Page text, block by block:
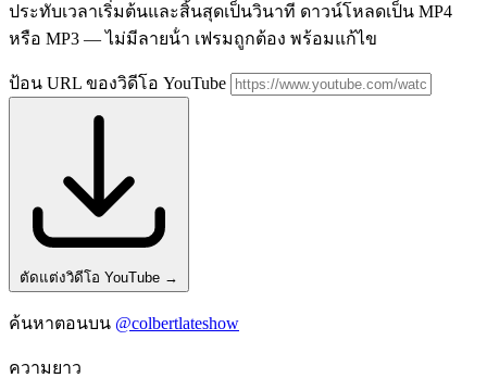
ประทับเวลาเริ่มต้นและสิ้นสุดเป็นวินาที ดาวน์โหลดเป็น MP4
หรือ MP3 — ไม่มีลายน้ํา เฟรมถูกต้อง พร้อมแก้ไข
ป้อน URL ของวิดีโอ YouTube
ตัดแต่งวิดีโอ YouTube →
ค้นหาตอนบน @colbertlateshow
ความยาว